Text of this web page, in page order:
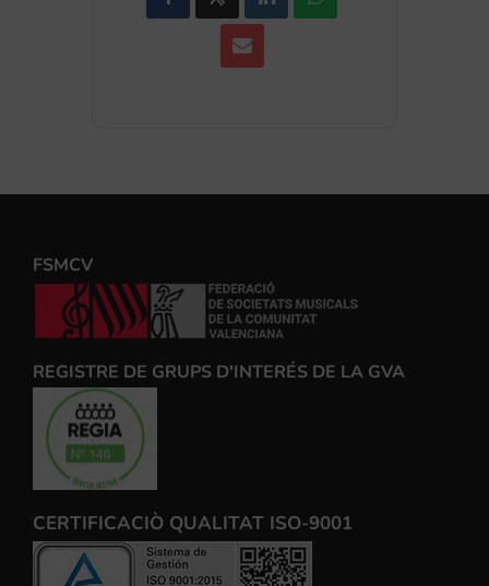
FSMCV
REGISTRE DE GRUPS D'INTERÉS DE LA GVA
CERTIFICACIÒ QUALITAT ISO-9001